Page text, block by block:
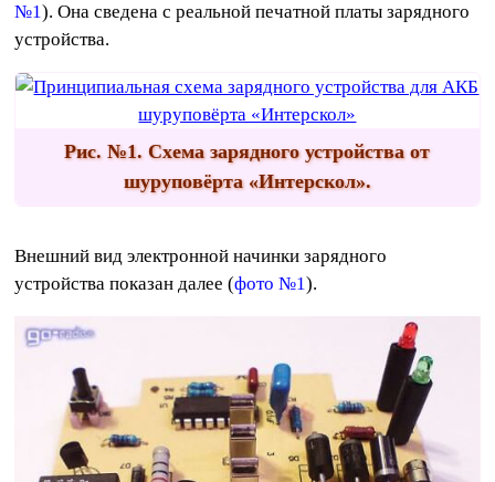
№1). Она сведена с реальной печатной платы зарядного
устройства.
Рис. №1. Cхема зарядного устройства от
шуруповёрта «Интерскол».
Внешний вид электронной начинки зарядного
устройства показан далее (фото №1).